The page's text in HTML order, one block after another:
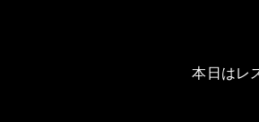
本日はレ